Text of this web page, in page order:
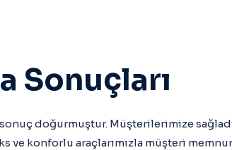
Sonuçları
doğurmuştur. Müşterilerimize
konforlu araçlarımızla müşteri